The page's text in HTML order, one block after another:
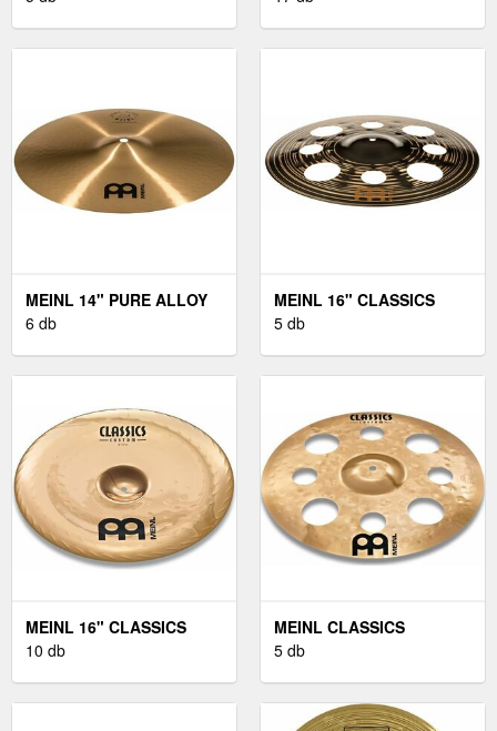
MEINL 14" PURE ALLOY
MEDIUM HIHAT
6 db
MEINL 16" CLASSICS
CUSTOM DARK TRASH
5 db
MEINL 16" CLASSICS
CUSTOM CHINA
10 db
MEINL CLASSICS
CUSTOM 16" TRASH
5 db